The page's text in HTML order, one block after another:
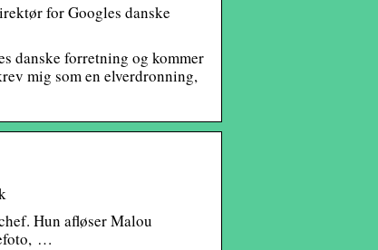
for Googles danske
danske forretning og kommer
mig som en elverdronning,
Hun afløser Malou
…